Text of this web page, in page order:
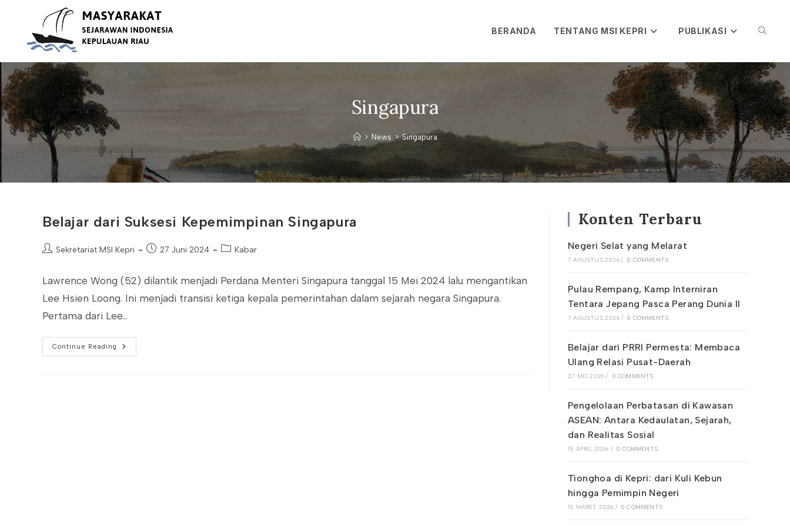
BERANDA TENTANG MSI KEPRI PUBLIKASI
SEARCH
Singapura
> News > Singapura
Belajar dari Suksesi Kepemimpinan Singapura
PostSekretariat MSI Kepri
Post27 Juni 2024
PostKabar
Lawrence Wong (52) dilantik menjadi Perdana Menteri Singapura tanggal 15 Mei 2024 lalu mengantikan
Lee Hsien Loong. Ini menjadi transisi ketiga kepala pemerintahan dalam sejarah negara Singapura.
Pertama dari Lee…
Continue Reading
Belajar
Dari
Konten Terbaru
Negeri Selat yang Melarat
7 AGUSTUS 2026 / 0 COMMENTS
Pulau Rempang, Kamp Interniran
Tentara Jepang Pasca Perang Dunia II
7 AGUSTUS 2026 / 0 COMMENTS
Belajar dari PRRI Permesta: Membaca
Ulang Relasi Pusat-Daerah
27 MEI 2026 / 0 COMMENTS
Pengelolaan Perbatasan di Kawasan
ASEAN: Antara Kedaulatan, Sejarah,
dan Realitas Sosial
15 APRIL 2026 / 0 COMMENTS
Tionghoa di Kepri: dari Kuli Kebun
hingga Pemimpin Negeri
15 MARET 2026 / 0 COMMENTS